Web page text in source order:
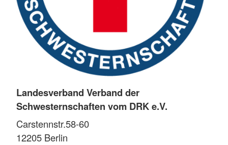
Landesverband Verband der
Schwesternschaften vom DRK e.V.
Carstennstr.58-60
12205 Berlin